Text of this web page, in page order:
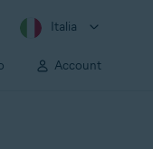
Italia
Account